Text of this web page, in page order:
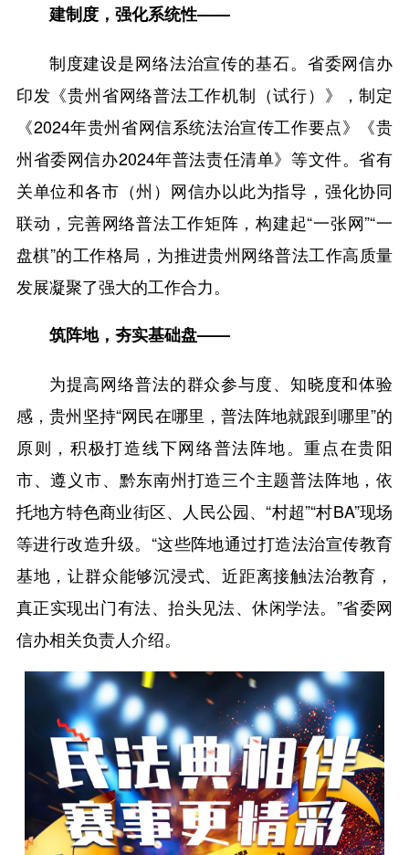
建制度，强化系统性——
制度建设是网络法治宣传的基石。省委网信办
印发《贵州省网络普法工作机制（试行）》，制定
《2024年贵州省网信系统法治宣传工作要点》《贵
州省委网信办2024年普法责任清单》等文件。省有
关单位和各市（州）网信办以此为指导，强化协同
联动，完善网络普法工作矩阵，构建起“一张网”“一
盘棋”的工作格局，为推进贵州网络普法工作高质量
发展凝聚了强大的工作合力。
筑阵地，夯实基础盘——
为提高网络普法的群众参与度、知晓度和体验
感，贵州坚持“网民在哪里，普法阵地就跟到哪里”的
原则，积极打造线下网络普法阵地。重点在贵阳
市、遵义市、黔东南州打造三个主题普法阵地，依
托地方特色商业街区、人民公园、“村超”“村BA”现场
等进行改造升级。“这些阵地通过打造法治宣传教育
基地，让群众能够沉浸式、近距离接触法治教育，
真正实现出门有法、抬头见法、休闲学法。”省委网
信办相关负责人介绍。